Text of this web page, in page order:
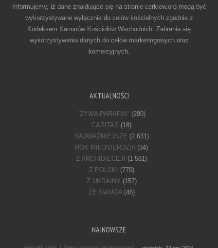
Informujemy, iż dane znajdujące się na stronie cerkiew.org mogą być
wykorzystywane wyłącznie do celów kościelnych zgodnie z
Kodeksem Kanonów Kościołów Wschodnich. Zabrania się
wykorzystywania danych do celów marketingowych oraz
komercyjnych.
AKTUALNOŚCI
"ŻYWA PARAFIA" (290)
CARITAS (18)
NAJWAŻNIEJSZE (2 631)
ROK MIŁOSIERDZIA(34)
Z ARCHIDIECEJI
(1 581)
Z POLSKI
(770)
Z UKRAINY (157)
ZE ŚWIATA(46)
NAJNOWSZE